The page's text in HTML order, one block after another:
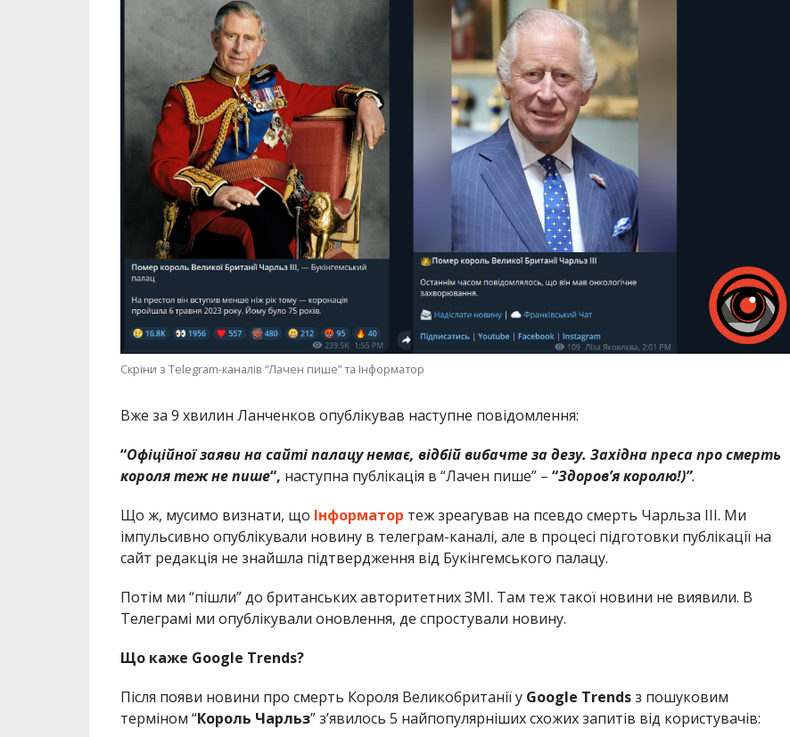
Скріни з Telegram-каналів “Лачен пише” та Інформатор
Вже за 9 хвилин Ланченков опублікував наступне повідомлення:
“Офіційної заяви на сайті палацу немає, відбій вибачте за дезу. Західна преса про смерть
короля теж не пише“, наступна публікація в “Лачен пише” – “Здоров’я королю!)”.
Що ж, мусимо визнати, що Інформатор теж зреагував на псевдо смерть Чарльза ІІІ. Ми
імпульсивно опублікували новину в телеграм-каналі, але в процесі підготовки публікації на
сайт редакція не знайшла підтвердження від Букінгемського палацу.
Потім ми “пішли” до британських авторитетних ЗМІ. Там теж такої новини не виявили. В
Телеграмі ми опублікували оновлення, де спростували новину.
Що каже Google Trends?
Після появи новини про смерть Короля Великобританії уGoogle Trendsз пошуковим
терміном “Король Чарльз” з’явилось 5 найпопулярніших схожих запитів від користувачів: